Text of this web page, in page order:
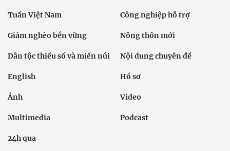
Tuần Việt Nam Công nghiệp hỗ trợ
Giảm nghèo bền vững Nông thôn mới
Dân tộc thiểu số và miền núi Nội dung chuyên đề
English Hồ sơ
Ảnh Video
Multimedia Podcast
24h qua